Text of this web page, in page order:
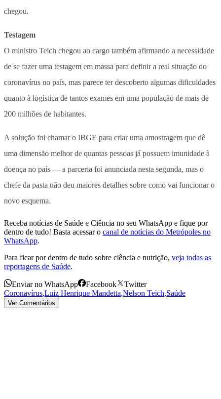
chegou.
Testagem
O ministro Teich chegou ao cargo também afirmando a necessidade
de se fazer uma testagem em massa para definir a real situação do
coronavírus no país, mas parece ter descoberto algumas dificuldades
quanto à logística de tantos exames em uma população de mais de
200 milhões de habitantes.
A solução foi chamar o IBGE para criar uma amostragem que dê
uma dimensão melhor de quantas pessoas já possuem imunidade à
doença no país — a parceria foi anunciada nesta segunda, mas o
chefe da pasta não deu maiores detalhes sobre como vai funcionar o
novo esquema.
Receba notícias de Saúde e Ciência no seu WhatsApp e fique por
dentro de tudo! Basta acessar o canal de notícias do Metrópoles no
WhatsApp.
Para ficar por dentro de tudo sobre ciência e nutrição, veja todas as
reportagens de Saúde.
Enviar no WhatsApp Facebook
Twitter
Coronavírus,Luiz Henrique Mandetta,Nelson Teich,Saúde
Ver Comentários